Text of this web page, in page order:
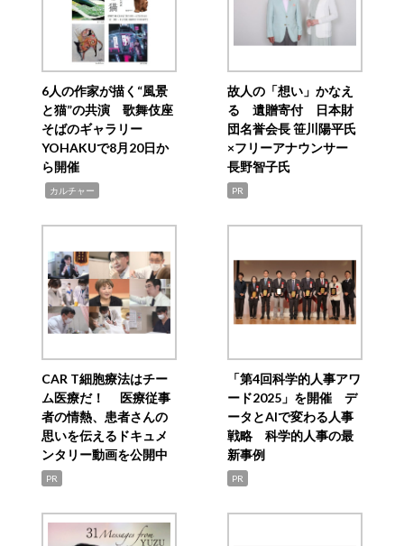
6人の作家が描く“風景
と猫”の共演 歌舞伎座
そばのギャラリー
YOHAKUで8月20日か
ら開催
カルチャー
故人の「想い」かなえ
る 遺贈寄付 日本財
団名誉会長 笹川陽平氏
×フリーアナウンサー
長野智子氏
PR
CAR T細胞療法はチー
ム医療だ！ 医療従事
者の情熱、患者さんの
思いを伝えるドキュメ
ンタリー動画を公開中
PR
「第4回科学的人事アワ
ード2025」を開催 デ
ータとAIで変わる人事
戦略 科学的人事の最
新事例
PR